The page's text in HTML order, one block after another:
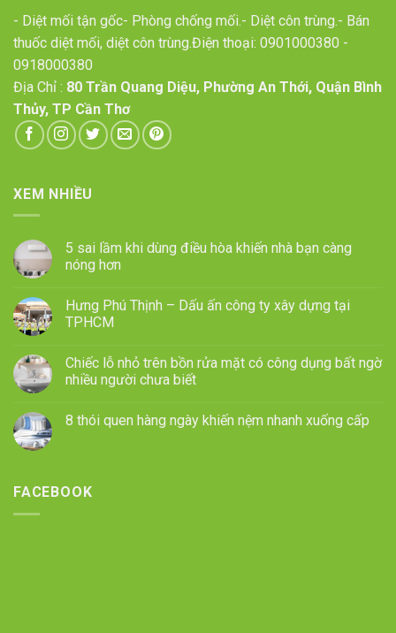
- Diệt mối tận gốc- Phòng chống mối.- Diệt côn trùng.- Bán
thuốc diệt mối, diệt côn trùng.Điện thoại: 0901000380 -
0918000380
Địa Chỉ : 80 Trần Quang Diệu, Phường An Thới, Quận Bình
Thủy, TP Cần Thơ
XEM NHIỀU
5 sai lầm khi dùng điều hòa khiến nhà bạn càng
nóng hơn
Hưng Phú Thịnh – Dấu ấn công ty xây dựng tại
TPHCM
Chiếc lỗ nhỏ trên bồn rửa mặt có công dụng bất ngờ
nhiều người chưa biết
8 thói quen hàng ngày khiến nệm nhanh xuống cấp
FACEBOOK